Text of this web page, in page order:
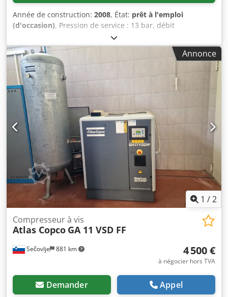
Année de construction: 2008, État: prêt à l'emploi
(d'occasion), Pression de service : 13 bar, débit
volumétrique : 17,07 m³/min, puissance moteur : 90 kW,
régime moteur : 3480 tr/min, poids : env. 1750 kg. Le
variateur de fréquence de la machine est défectueux. Une
visite sur site est possible. Dsdpfxsxmkc Te Acmekr
Annonce
1 /2
Sečovlje 881 km
Compresseur à vis
Atlas Copco GA 11 VSD FF
4 500 €
à négocier hors TVA
Demander Appel